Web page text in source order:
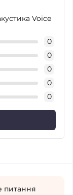
Voice
0
0
0
0
0
питання